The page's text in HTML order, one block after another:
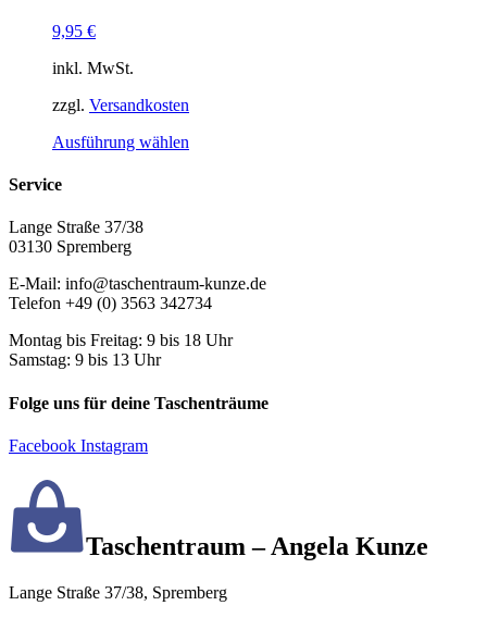
werden
9,95 €
inkl. MwSt.
zzgl. Versandkosten
Ausführung wählen
Optionen
können
der
werden
Service
Lange Straße 37/38
03130 Spremberg
E-Mail: info@taschentraum-kunze.de
Telefon +49 (0) 3563 342734
Montag bis Freitag: 9 bis 18 Uhr
Samstag: 9 bis 13 Uhr
Folge uns für deine Taschenträume
Facebook Instagram
Taschentraum – Angela Kunze
Lange Straße 37/38, Spremberg